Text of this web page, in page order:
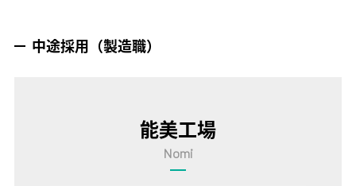
中途採用（製造職）
能美工場
Nomi